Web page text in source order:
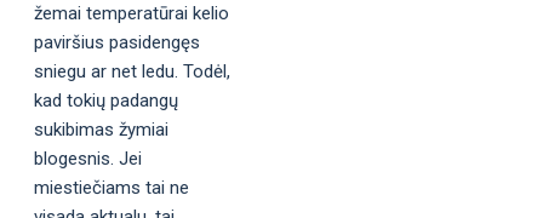
žemai temperatūrai kelio
paviršius pasidengęs
sniegu ar net ledu. Todėl,
kad tokių padangų
sukibimas žymiai
blogesnis. Jei
miestiečiams tai ne